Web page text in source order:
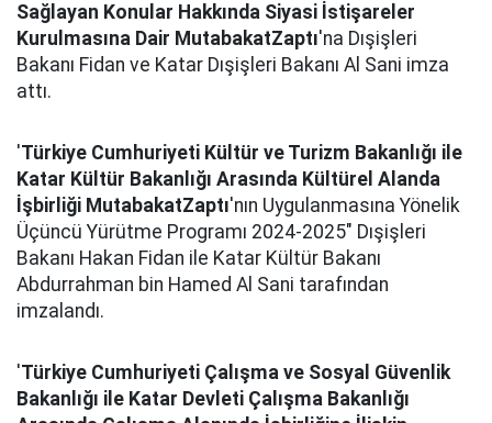
Sağlayan Konular Hakkında Siyasi İstişareler
Kurulmasına Dair MutabakatZaptı'na Dışişleri
Bakanı Fidan ve Katar Dışişleri Bakanı Al Sani imza
attı.
'Türkiye Cumhuriyeti Kültür ve Turizm Bakanlığı ile
Katar Kültür Bakanlığı Arasında Kültürel Alanda
İşbirliği MutabakatZaptı'nın Uygulanmasına Yönelik
Üçüncü Yürütme Programı 2024-2025" Dışişleri
Bakanı Hakan Fidan ile Katar Kültür Bakanı
Abdurrahman bin Hamed Al Sani tarafından
imzalandı.
'Türkiye Cumhuriyeti Çalışma ve Sosyal Güvenlik
Bakanlığı ile Katar Devleti Çalışma Bakanlığı